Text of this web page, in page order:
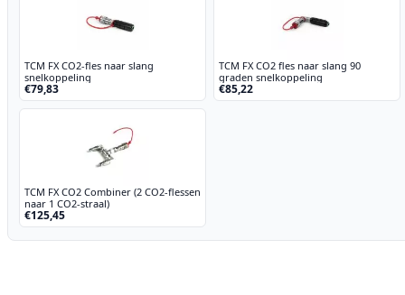
TCM FX CO2-fles naar slang
snelkoppeling
€79,83
TCM FX CO2 fles naar slang 90
graden snelkoppeling
€85,22
TCM FX CO2 Combiner (2 CO2-flessen
naar 1 CO2-straal)
€125,45